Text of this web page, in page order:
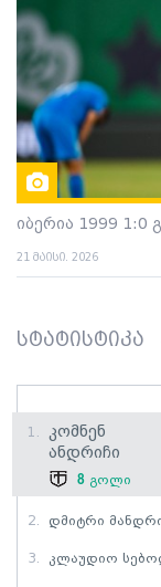
იბერია 1999 1:0
21 მაისი. 2026
სტატისტიკა
1.
Კომნენ
Ანდრიჩი
8 გოლი
2. Დმიტრი
3. Კლაუდიო